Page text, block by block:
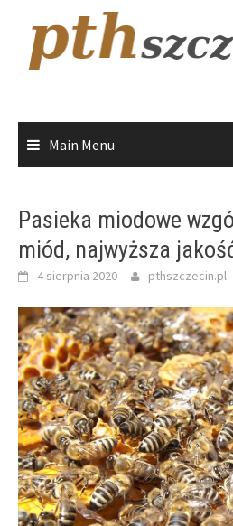
content
Main Menu
Pasieka miodowe
miód, najwyższa
4 sierpnia 2020 pthszczecin.pl